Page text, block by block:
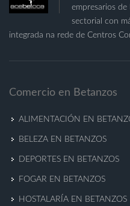
empresarios de
sectorial con
integrada na rede de Centros
Comercio en Betanzos
ALIMENTACIÓN EN
BELEZA EN BETANZOS
DEPORTES EN BETANZOS
FOGAR EN BETANZOS
HOSTALARÍA EN BETANZOS